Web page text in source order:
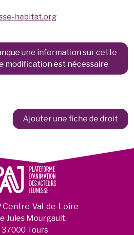
habitat.org
une information sur cette
modification est nécessaire
Ajouter une fiche de droit
Centre-Val-de-Loire
Jules Mourgault,
37000 Tours